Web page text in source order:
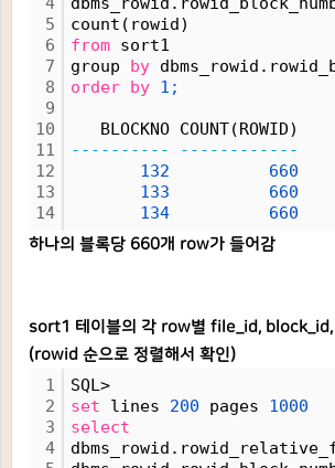
5
6
7
8
9
10
11
12
13
14
count(rowid)
from sort1
group by
order by 1;
BLOCKNO COUNT(ROWID)
----------
------------
132
660
133
660
134
660
하나의 블록당 660개 row가 들어감
sort1 테이블의 각 row별 file_id,
(rowid 순으로 정렬해서 확인)
1
2
3
4
SQL>
set lines 200 pages 1000
select